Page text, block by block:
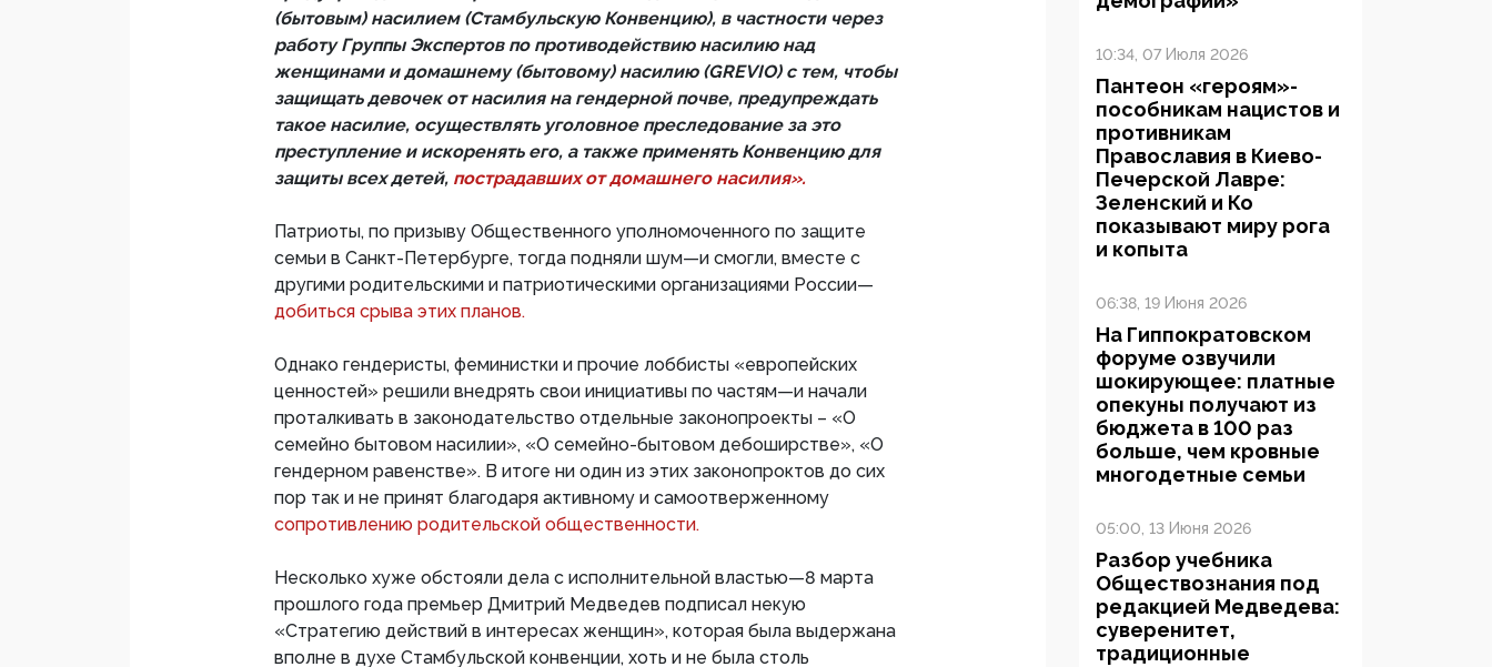
(бытовым) насилием (Стамбульскую Конвенцию), в частности через
работу Группы Экспертов по противодействию насилию над
женщинами и домашнему (бытовому) насилию (GREVIO) с тем, чтобы
защищать девочек от насилия на гендерной почве, предупреждать
такое насилие, осуществлять уголовное преследование за это
преступление и искоренять его, а также применять Конвенцию для
защиты всех детей, пострадавших от домашнего насилия».
Патриоты, по призыву Общественного уполномоченного по защите
семьи в Санкт-Петербурге, тогда подняли шум—и смогли, вместе с
другими родительскими и патриотическими организациями России—
добиться срыва этих планов.
Однако гендеристы, феминистки и прочие лоббисты «европейских
ценностей» решили внедрять свои инициативы по частям—и начали
проталкивать в законодательство отдельные законопроекты – «О
семейно бытовом насилии», «О семейно-бытовом дебоширстве», «О
гендерном равенстве». В итоге ни один из этих законопроктов до сих
пор так и не принят благодаря активному и самоотверженному
сопротивлению родительской общественности.
Несколько хуже обстояли дела с исполнительной властью—8 марта
прошлого года премьер Дмитрий Медведев подписал некую
«Стратегию действий в интересах женщин», которая была выдержана
вполне в духе Стамбульской конвенции, хоть и не была столь
10:34, 07 Июля 2026
Пантеон «героям»-
пособникам нацистов и
противникам
Православия в Киево-
Печерской Лавре:
Зеленский и Ко
показывают миру рога
и копыта
06:38, 19 Июня 2026
На Гиппократовском
форуме озвучили
шокирующее: платные
опекуны получают из
бюджета в 100 раз
больше, чем кровные
многодетные семьи
05:00, 13 Июня 2026
Разбор учебника
Обществознания под
редакцией Медведева:
суверенитет,
традиционные